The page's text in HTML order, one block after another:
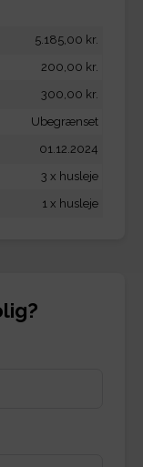
5.185,00 kr.
200,00 kr.
300,00 kr.
Ubegrænset
01.12.2024
3 x husleje
1 x husleje